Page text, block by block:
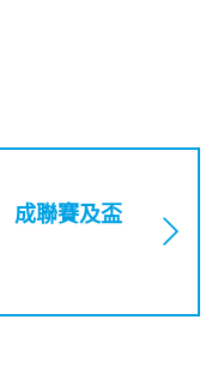
成聯賽及盃